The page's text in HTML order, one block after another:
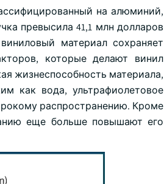
на алюминий,
превысила 41,1 млн долларов
материал сохраняет
которые делают винил
жизнеспособность материала,
как вода, ультрафиолетовое
распространению. Кроме
еще больше повышают его